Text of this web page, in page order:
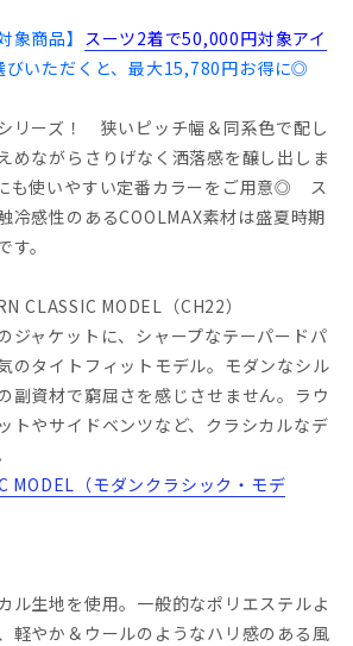
象商品】 スーツ2着で50,000円対象アイ
びいただくと、最大15,780円お得に◎
リーズ！ 狭いピッチ幅＆同系色で配し
めながらさりげなく洒落感を醸し出しま
も使いやすい定番カラーをご用意◎ ス
冷感性のあるCOOLMAX素材は盛夏時期
。
CLASSIC MODEL（CH22）
ジャケットに、シャープなテーパードパ
のタイトフィットモデル。モダンなシル
副資材で窮屈さを感じさせません。ラウ
トやサイドベンツなど、クラシカルなデ
MODEL（モダンクラシック・モデ
ル生地を使用。一般的なポリエステルよ
軽やか＆ウールのようなハリ感のある風